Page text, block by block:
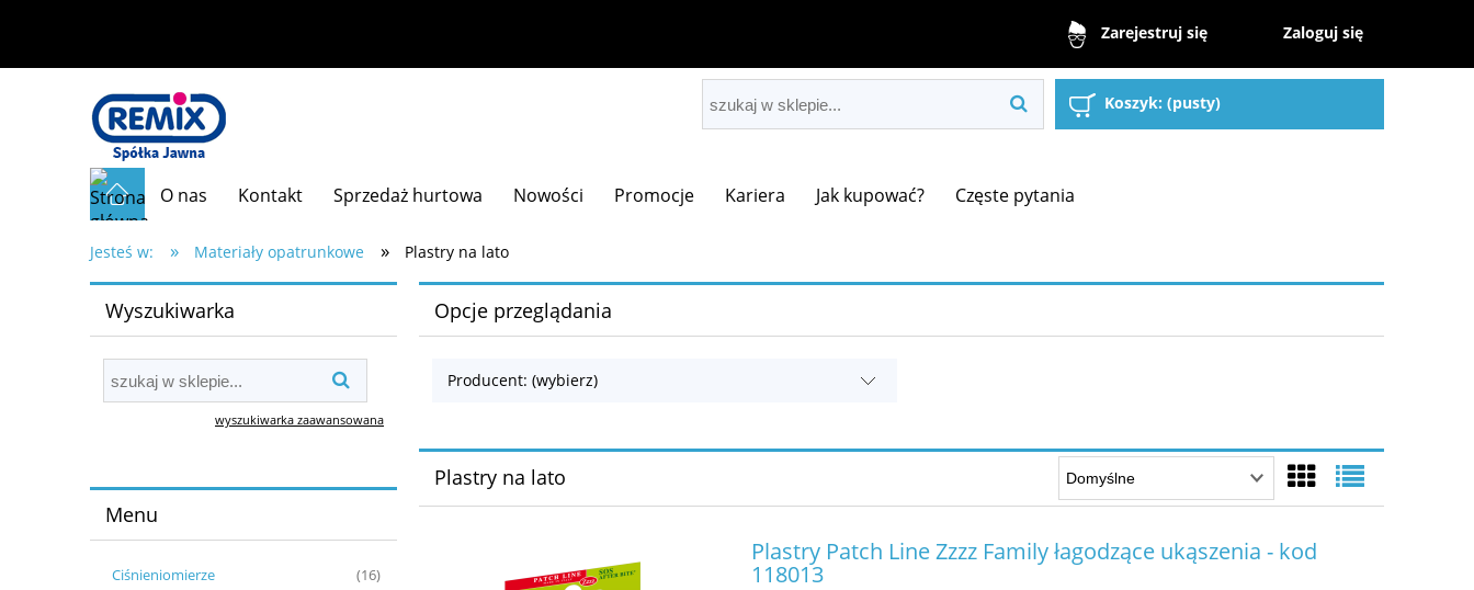
Zarejestruj się Zaloguj się
Koszyk: (pusty)
O nas Kontakt Sprzedaż hurtowa Nowości Promocje Kariera Jak kupować? Częste pytania
Jesteś w: » Materiały opatrunkowe » Plastry na lato
Wyszukiwarka
wyszukiwarka zaawansowana
Menu
Ciśnieniomierze (16)
Opcje przeglądania
Producent: (wybierz)
Plastry na lato
Plastry Patch Line Zzzz Family łagodzące ukąszenia - kod
118013